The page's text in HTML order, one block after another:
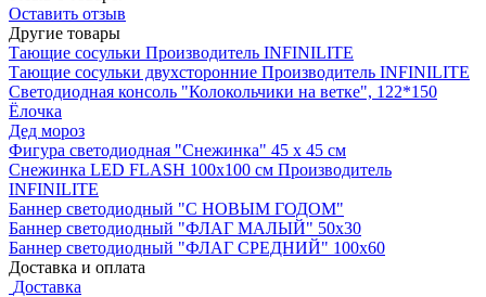
Оставить отзыв
Другие товары
Тающие сосульки Производитель INFINILITE
Тающие сосульки двухсторонние Производитель INFINILITE
Светодиодная консоль "Колокольчики на ветке", 122*150
Ёлочка
Дед мороз
Фигура светодиодная "Снежинка" 45 х 45 см
Снежинка LED FLASH 100х100 см Производитель
INFINILITE
Баннер светодиодный "С НОВЫМ ГОДОМ"
Баннер светодиодный "ФЛАГ МАЛЫЙ" 50х30
Баннер светодиодный "ФЛАГ СРЕДНИЙ" 100х60
Доставка и оплата
Доставка